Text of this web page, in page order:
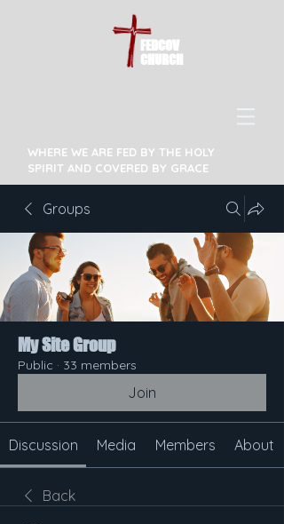
FEDCOV
CHURCH
WHERE WE ARE FED BY THE HOLY
SPIRIT AND COVERED BY GRACE
Groups
My Site Group
Public · 33 members
Join
Discussion Media Members About
Back